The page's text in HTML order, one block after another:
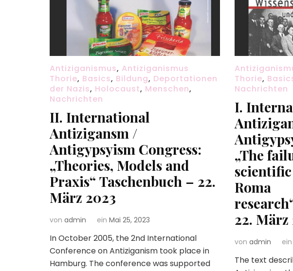
Antiziganismus, Antiziganismus
Thorie, Basics, Bildung, Deportationen
der Nazis, Holocaust, Menschen,
Nachrichten
II. International
Antizigansm /
Antigypsyism Congress:
„Theories, Models and
Praxis“ Taschenbuch – 22.
März 2023
von admin ein Mai 25, 2023
In October 2005, the 2nd International
Conference on Antiziganism took place in
Hamburg. The conference was supported
Thorie,
Nachrichten
I.
„The
Roma
22. März
von admin ein
The text